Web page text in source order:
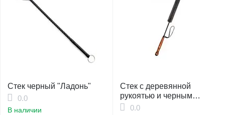
Стек черный "Ладонь"
0.0
В наличии
Стек с деревянной
рукоятью и черным
шлепком
0.0